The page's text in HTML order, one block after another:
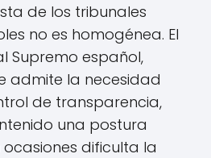
de los tribunales
no es homogénea. El
Supremo español,
admite la necesidad
de transparencia,
una postura
ocasiones dificulta la